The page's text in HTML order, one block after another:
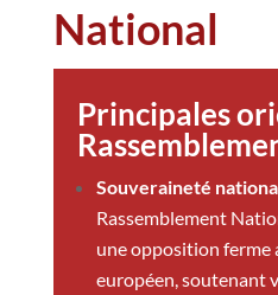
National
Principales
Souveraineté
Rassemblement
une opposition ferme
européen, soutenant